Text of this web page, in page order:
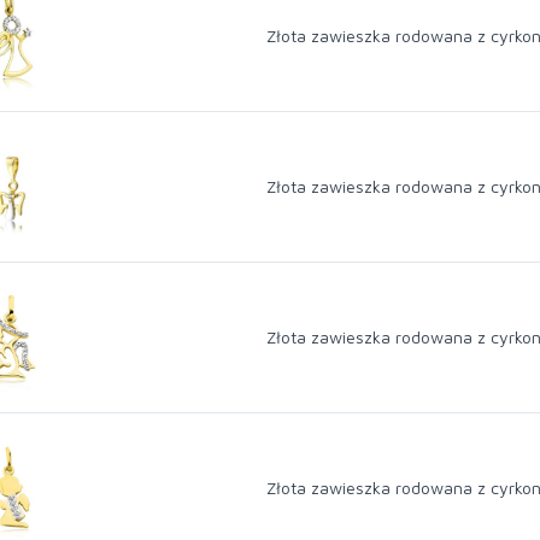
Złota zawieszka rodowana z
Złota zawieszka rodowana z
Złota zawieszka rodowana z
Złota zawieszka rodowana z